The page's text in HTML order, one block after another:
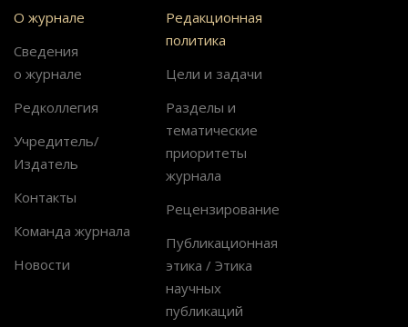
О журнале
Сведения
о журнале
Редколлегия
Учредитель/
Издатель
Контакты
Команда журнала
Новости
Редакционная
политика
Цели и задачи
Разделы и
тематические
приоритеты
журнала
Рецензирование
Публикационная
этика / Этика
научных
публикаций